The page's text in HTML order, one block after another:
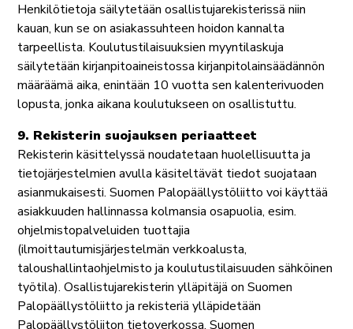
Henkilötietoja säilytetään osallistujarekisterissä niin
kauan, kun se on asiakassuhteen hoidon kannalta
tarpeellista. Koulutustilaisuuksien myyntilaskuja
säilytetään kirjanpitoaineistossa kirjanpitolainsäädännön
määräämä aika, enintään 10 vuotta sen kalenterivuoden
lopusta, jonka aikana koulutukseen on osallistuttu.
9. Rekisterin suojauksen periaatteet
Rekisterin käsittelyssä noudatetaan huolellisuutta ja
tietojärjestelmien avulla käsiteltävät tiedot suojataan
asianmukaisesti. Suomen Palopäällystöliitto voi käyttää
asiakkuuden hallinnassa kolmansia osapuolia, esim.
ohjelmistopalveluiden tuottajia
(ilmoittautumisjärjestelmän verkkoalusta,
taloushallintaohjelmisto ja koulutustilaisuuden sähköinen
työtila). Osallistujarekisterin ylläpitäjä on Suomen
Palopäällystöliitto ja rekisteriä ylläpidetään
Palopäällystöliiton tietoverkossa. Suomen